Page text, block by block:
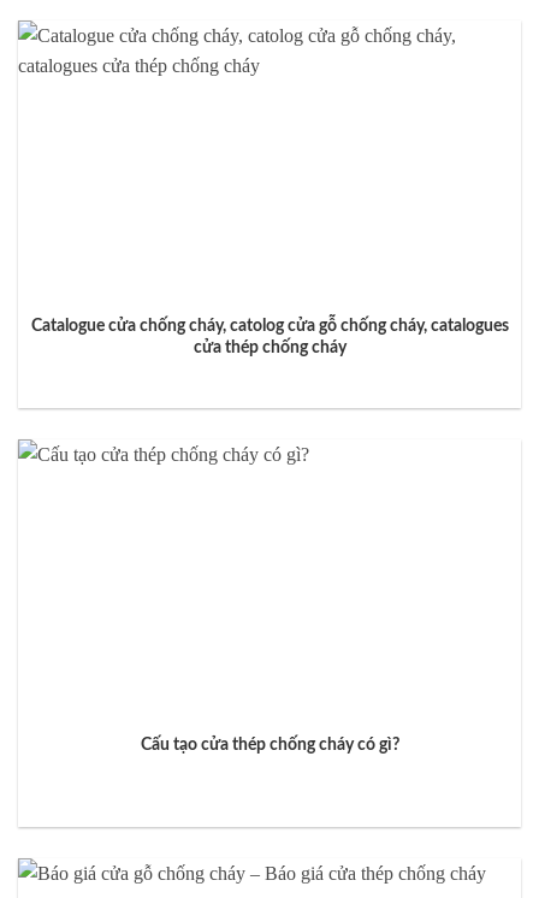
Catalogue cửa chống cháy, catolog cửa gỗ chống cháy, catalogues
cửa thép chống cháy
Cấu tạo cửa thép chống cháy có gì?